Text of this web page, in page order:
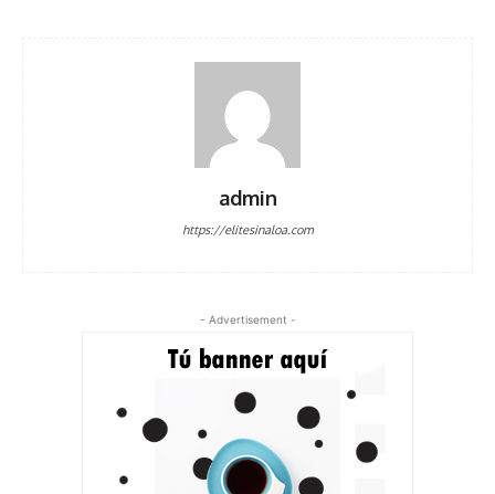
admin
https://elitesinaloa.com
- Advertisement -